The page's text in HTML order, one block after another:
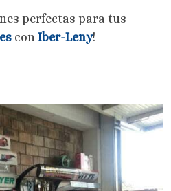
perfectas para tus
con Iber-Leny!